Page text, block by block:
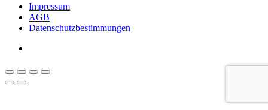
Impressum
AGB
Datenschutzbestimmungen